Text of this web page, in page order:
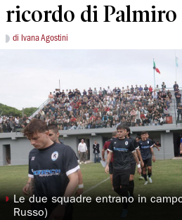
ricordo di Palmiro
di Ivana Agostini
◗Le due squadre entrano in
Russo)